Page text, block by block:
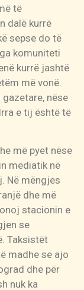
të
dalë kurrë
sepse do të
komuniteti
kurrë jashtë
më vonë.
nëse
e tij është të
më pyet nëse
mediatik në
Në mëngjes
dhe më
stacionin e
se
Taksistët
madhe se ajo
dhe për
nuk ka